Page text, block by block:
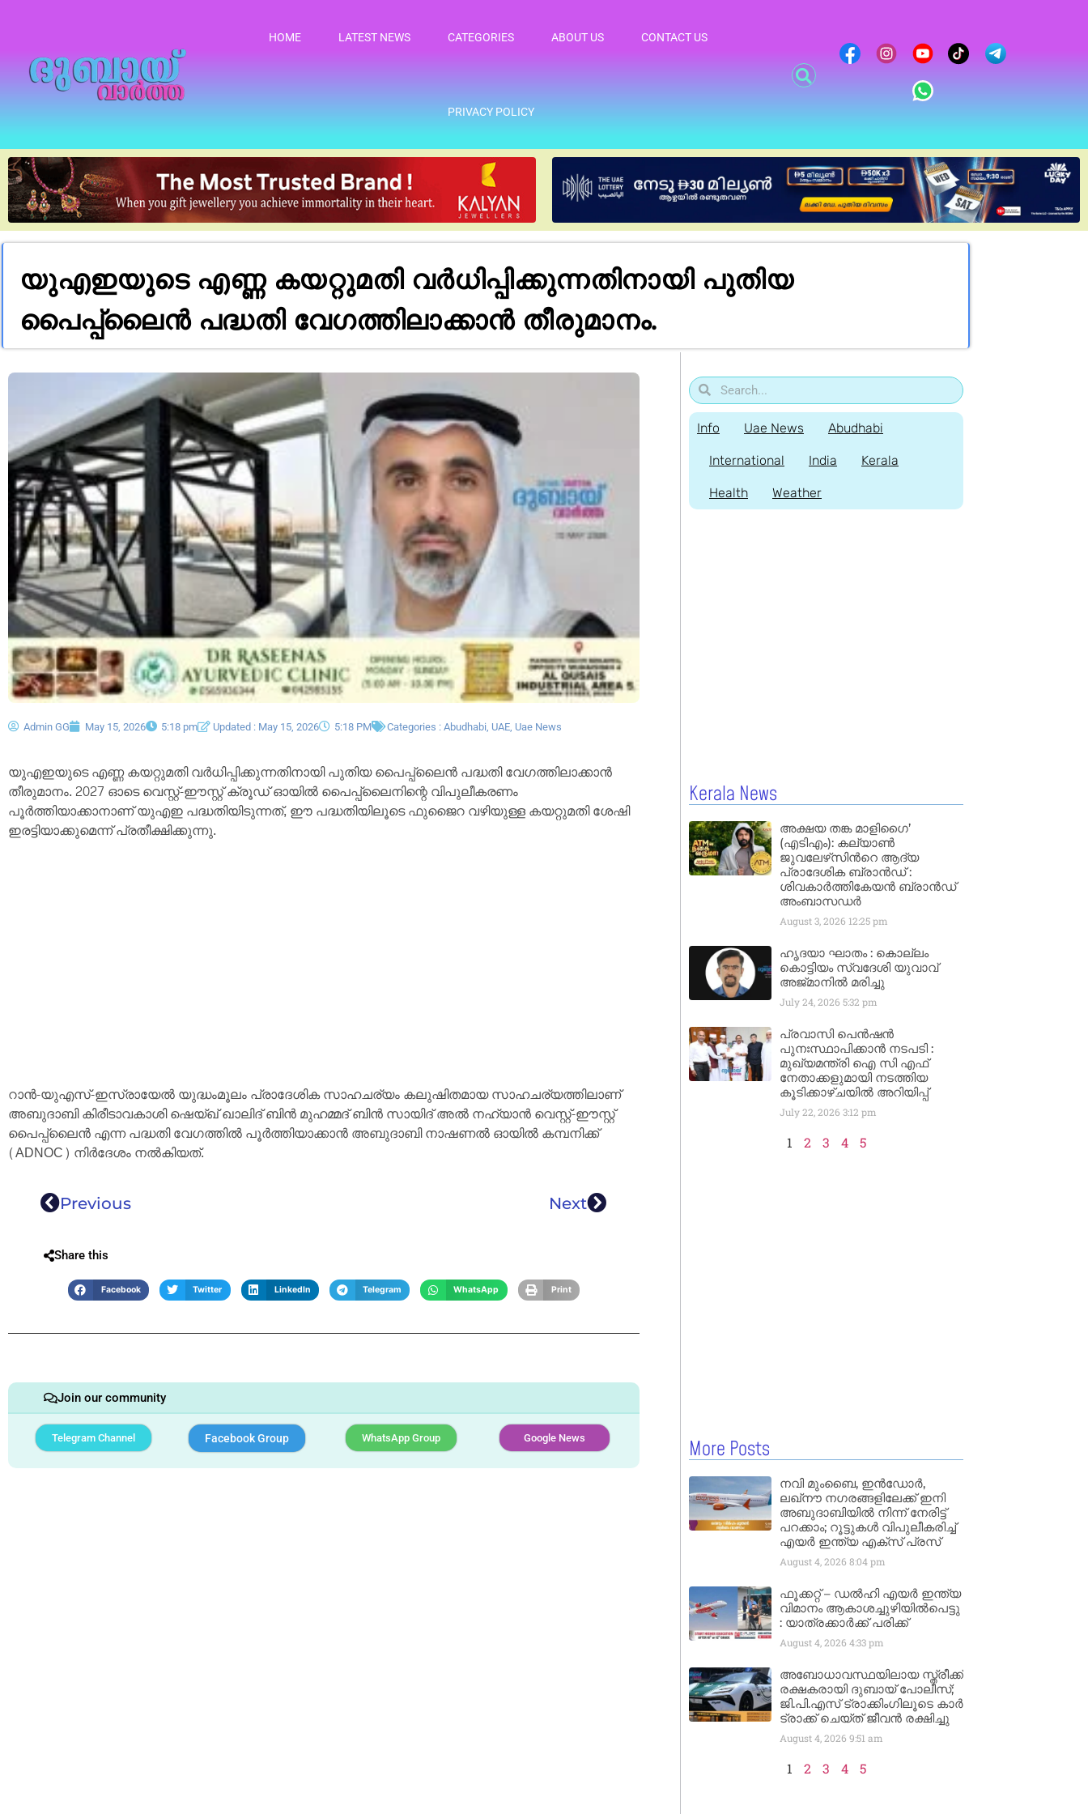
HOME LATEST NEWS CATEGORIES ABOUT US CONTACT US
PRIVACY POLICY
യുഎഇയുടെ എണ്ണ കയറ്റുമതി വർധിപ്പിക്കുന്നതിനായി പുതിയ
പൈപ്പ്‌ലൈൻ പദ്ധതി വേഗത്തിലാക്കാൻ തീരുമാനം.
Admin GG May 15, 2026 5:18 pm Updated : May 15, 2026 5:18 PM Categories : Abudhabi UAE Uae News
യുഎഇയുടെ എണ്ണ കയറ്റുമതി വർധിപ്പിക്കുന്നതിനായി പുതിയ പൈപ്പ്‌ലൈൻ പദ്ധതി വേഗത്തിലാക്കാൻ
തീരുമാനം. 2027 ഓടെ വെസ്റ്റ്-ഈസ്റ്റ് ക്രൂഡ് ഓയിൽ പൈപ്പ്‌ലൈനിന്റെ വിപുലീകരണം
പൂർത്തിയാക്കാനാണ് യുഎഇ പദ്ധതിയിടുന്നത്, ഈ പദ്ധതിയിലൂടെ ഫുജൈറ വഴിയുള്ള കയറ്റുമതി ശേഷി
ഇരട്ടിയാക്കുമെന്ന് പ്രതീക്ഷിക്കുന്നു.
റാൻ-യുഎസ്-ഇസ്രായേൽ യുദ്ധംമൂലം പ്രാദേശിക സാഹചര്യം കലുഷിതമായ സാഹചര്യത്തിലാണ്
അബുദാബി കിരീടാവകാശി ഷെയ്ഖ് ഖാലിദ് ബിൻ മുഹമ്മദ് ബിൻ സായിദ് അൽ നഹ്യാൻ വെസ്റ്റ്-ഈസ്റ്റ്
പൈപ്പ്‌ലൈൻ എന്ന പദ്ധതി വേഗത്തിൽ പൂർത്തിയാക്കാൻ അബുദാബി നാഷണൽ ഓയിൽ കമ്പനിക്ക്
(ADNOC) നിർദേശം നൽകിയത്.
Previous Next
Share this
Facebook Twitter LinkedIn Telegram WhatsApp Print
Join our community
Telegram Channel Facebook Group WhatsApp Group Google News
Info Uae News Abudhabi
International India Kerala
Health Weather
Kerala News
അക്ഷയ തങ്ക മാളിഗൈ’
(എടിഎം): കല്യാണ്‍
ജുവലേഴ്‌സിന്‍റെ ആദ്യ
പ്രാദേശിക ബ്രാന്‍ഡ് :
ശിവകാര്‍ത്തികേയന്‍ ബ്രാന്‍ഡ്
അംബാസഡര്‍
August 3, 2026 12:25 pm
ഹൃദയാ ഘാതം : കൊല്ലം
കൊട്ടിയം സ്വദേശി യുവാവ്
അജ്മാനിൽ മരിച്ചു
July 24, 2026 5:32 pm
പ്രവാസി പെൻഷൻ
പുനഃസ്ഥാപിക്കാൻ നടപടി :
മുഖ്യമന്ത്രി ഐ സി എഫ്
നേതാക്കളുമായി നടത്തിയ
കൂടിക്കാഴ്ചയിൽ അറിയിപ്പ്
July 22, 2026 3:12 pm
1 2 3 4 5
More Posts
നവി മുംബൈ, ഇൻഡോർ,
ലഖ്നൗ നഗരങ്ങളിലേക്ക് ഇനി
അബുദാബിയിൽ നിന്ന് നേരിട്ട്
പറക്കാം; റൂട്ടുകൾ വിപുലീകരിച്ച്
എയർ ഇന്ത്യ എക്സ് പ്രസ്
August 4, 2026 8:04 pm
ഫൂക്കറ്റ് – ഡൽഹി എയര്‍ ഇന്ത്യ
വിമാനം ആകാശച്ചുഴിയില്‍പെട്ടു
: യാത്രക്കാര്‍ക്ക് പരിക്ക്
August 4, 2026 4:33 pm
അബോധാവസ്ഥയിലായ സ്ത്രീക്ക്
രക്ഷകരായി ദുബായ് പോലീസ്;
ജി.പി.എസ് ട്രാക്കിംഗിലൂടെ കാർ
ട്രാക്ക് ചെയ്ത് ജീവൻ രക്ഷിച്ചു
August 4, 2026 9:51 am
1 2 3 4 5